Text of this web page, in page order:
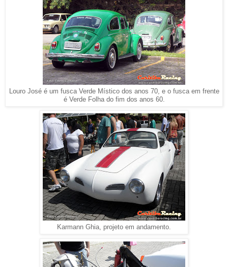
Louro José é um fusca Verde Místico dos anos 70, e o fusca em frente
é Verde Folha do fim dos anos 60.
Karmann Ghia, projeto em andamento.